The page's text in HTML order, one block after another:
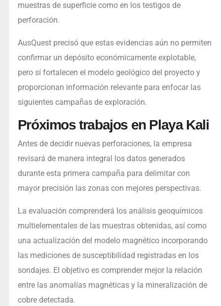
muestras de superficie como en los testigos de
perforación.
AusQuest precisó que estas evidencias aún no permiten
confirmar un depósito económicamente explotable,
pero sí fortalecen el modelo geológico del proyecto y
proporcionan información relevante para enfocar las
siguientes campañas de exploración.
Próximos trabajos en Playa Kali
Antes de decidir nuevas perforaciones, la empresa
revisará de manera integral los datos generados
durante esta primera campaña para delimitar con
mayor precisión las zonas con mejores perspectivas.
La evaluación comprenderá los análisis geoquímicos
multielementales de las muestras obtenidas, así como
una actualización del modelo magnético incorporando
las mediciones de susceptibilidad registradas en los
sondajes. El objetivo es comprender mejor la relación
entre las anomalías magnéticas y la mineralización de
cobre detectada.